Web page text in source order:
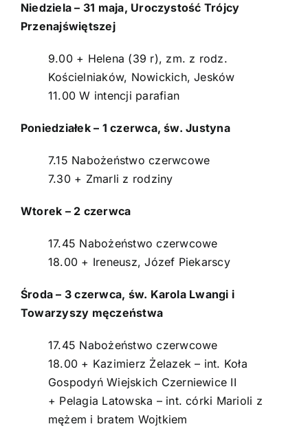
Intencje
Ogłoszenia
Aktualności
O parafii
Kontakt
POMOC DUCHOWA
Niedziela – 31 maja, Uroczystość Trójcy
Przenajświętszej
9.00 + Helena (39 r), zm. z rodz.
Kościelniaków, Nowickich, Jesków
11.00 W intencji parafian
Poniedziałek – 1 czerwca, św. Justyna
7.15 Nabożeństwo czerwcowe
7.30 + Zmarli z rodziny
Wtorek – 2 czerwca
17.45 Nabożeństwo czerwcowe
18.00 + Ireneusz, Józef Piekarscy
Środa – 3 czerwca, św. Karola Lwangi i
Towarzyszy męczeństwa
17.45 Nabożeństwo czerwcowe
18.00 + Kazimierz Żelazek – int. Koła
Gospodyń Wiejskich Czerniewice II
+ Pelagia Latowska – int. córki Marioli z
mężem i bratem Wojtkiem